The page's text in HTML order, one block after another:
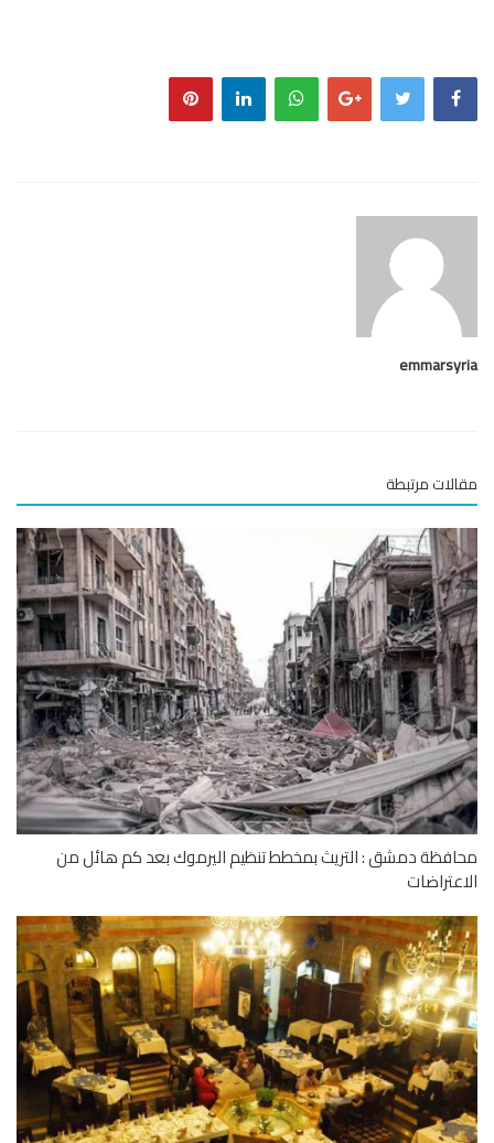
مرتبطة
دمشق : التريث بمخطط تنظيم اليرموك بعد كم هائل من